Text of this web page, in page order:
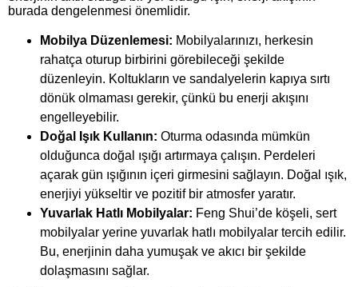
burada dengelenmesi önemlidir.
Mobilya Düzenlemesi: Mobilyalarınızı, herkesin
rahatça oturup birbirini görebileceği şekilde
düzenleyin. Koltukların ve sandalyelerin kapıya sırtı
dönük olmaması gerekir, çünkü bu enerji akışını
engelleyebilir.
Doğal Işık Kullanın: Oturma odasında mümkün
olduğunca doğal ışığı artırmaya çalışın. Perdeleri
açarak gün ışığının içeri girmesini sağlayın. Doğal ışık,
enerjiyi yükseltir ve pozitif bir atmosfer yaratır.
Yuvarlak Hatlı Mobilyalar: Feng Shui’de köşeli, sert
mobilyalar yerine yuvarlak hatlı mobilyalar tercih edilir.
Bu, enerjinin daha yumuşak ve akıcı bir şekilde
dolaşmasını sağlar.